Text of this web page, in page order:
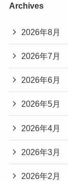
Archives
2026年8月
2026年7月
2026年6月
2026年5月
2026年4月
2026年3月
2026年2月